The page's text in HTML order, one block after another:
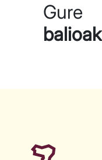
Gure
balioak